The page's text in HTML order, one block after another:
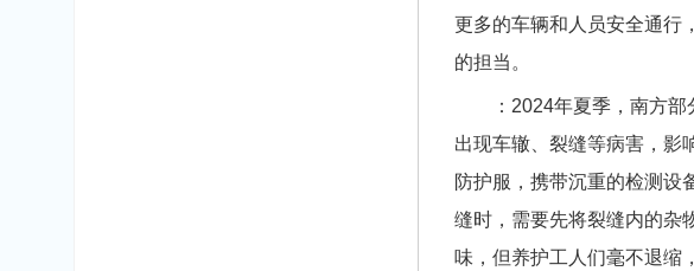
更多的车辆和人员安全通行
的担当。
：2024年夏季，南方部分
出现车辙、裂缝等病害，影
防护服，携带沉重的检测设
缝时，需要先将裂缝内的杂
味，但养护工人们毫不退缩